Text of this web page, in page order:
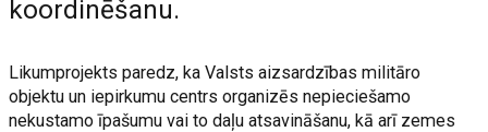
koordinēšanu.
Likumprojekts paredz, ka Valsts aizsardzības militāro
objektu un iepirkumu centrs organizēs nepieciešamo
nekustamo īpašumu vai to daļu atsavināšanu, kā arī zemes